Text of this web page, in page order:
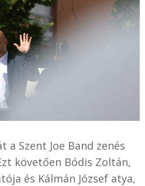
a Szent Joe Band zenés
követően Bódis Zoltán,
és Kálmán József atya,